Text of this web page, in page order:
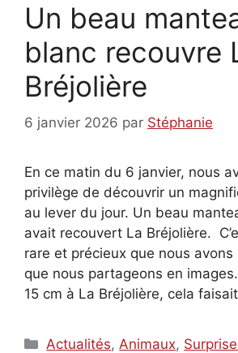
Un beau
blanc recouvre
Bréjolière
6 janvier 2026 par Stéphanie
En ce matin du 6 janvier, nous
privilège de découvrir un
au lever du jour. Un beau
avait recouvert La Bréjolière.
rare et précieux que nous
que nous partageons en
15 cm à La Bréjolière, cela
Catégories
Actualités, Animaux,